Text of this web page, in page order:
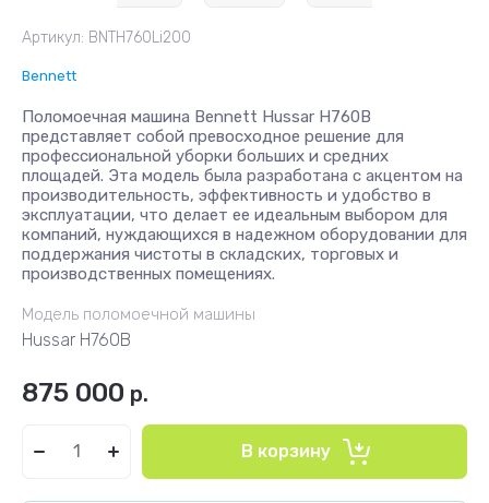
Артикул: BNTH760Li200
Bennett
Поломоечная машина Bennett Hussar H760B
представляет собой превосходное решение для
профессиональной уборки больших и средних
площадей. Эта модель была разработана с акцентом на
производительность, эффективность и удобство в
эксплуатации, что делает ее идеальным выбором для
компаний, нуждающихся в надежном оборудовании для
поддержания чистоты в складских, торговых и
производственных помещениях.
Модель поломоечной машины
Hussar H760B
875 000 р.
В корзину